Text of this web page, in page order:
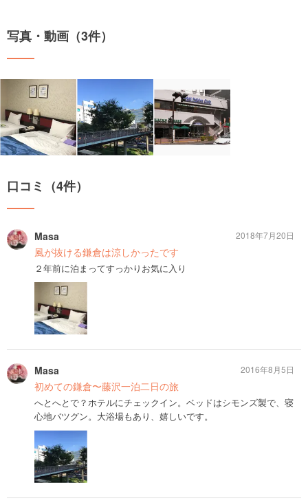
写真・動画（3件）
口コミ（4件）
Masa
風が抜ける鎌倉は涼しかったです
２年前に泊まってすっかりお気に入り
2018年7月20日
Masa
初めての鎌倉〜藤沢一泊二日の旅
へとへとで？ホテルにチェックイン。ベッドはシモンズ製で、寝
心地バツグン。大浴場もあり、嬉しいです。
2016年8月5日